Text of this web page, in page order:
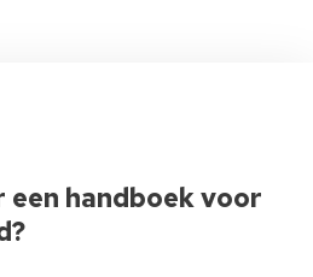
handboek voor